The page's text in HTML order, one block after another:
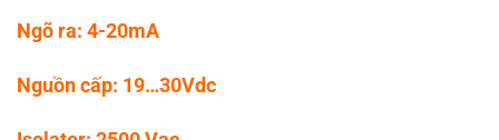
Ngõ ra: 4-20mA
Nguồn cấp: 19…30Vdc